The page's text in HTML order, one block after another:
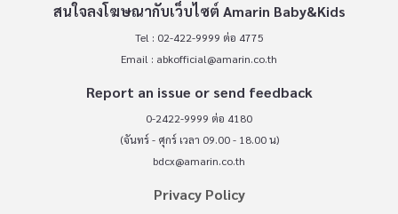
สนใจลงโฆษณากับเว็บไซต์ Amarin Baby&Kids
Tel : 02-422-9999 ต่อ 4775
Email : abkofficial@amarin.co.th
Report an issue or send feedback
0-2422-9999 ต่อ 4180
(จันทร์ - ศุกร์ เวลา 09.00 - 18.00 น)
bdcx@amarin.co.th
Privacy Policy